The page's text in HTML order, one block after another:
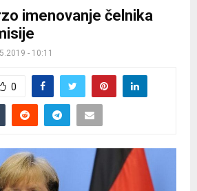
imenovanje čelnika
- 10:11
0